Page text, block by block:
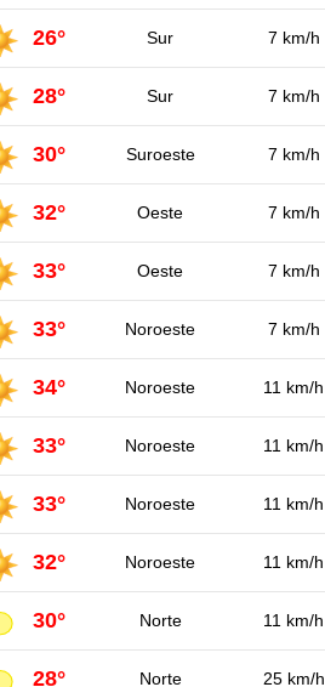
26° Sur 7 km/h
28° Sur 7 km/h
30° Suroeste 7 km/h
32° Oeste 7 km/h
33° Oeste 7 km/h
33° Noroeste 7 km/h
34° Noroeste 11 km/h
33° Noroeste 11 km/h
33° Noroeste 11 km/h
32° Noroeste 11 km/h
30° Norte 11 km/h
28° Norte 25 km/h